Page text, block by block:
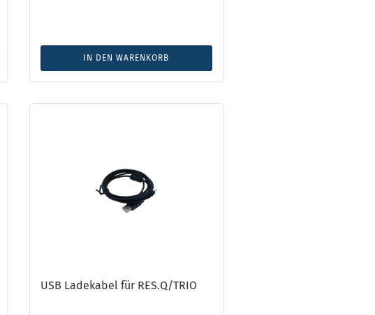
IN DEN WARENKORB
USB Ladekabel für RES.Q/TRIO